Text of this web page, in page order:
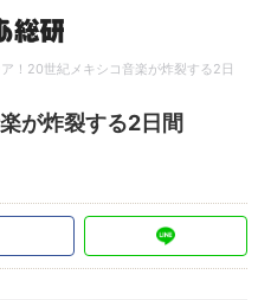
！20世紀メキシコ音楽が炸裂する2日
が炸裂する2日間